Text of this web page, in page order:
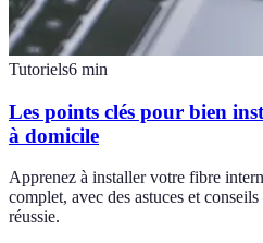
Tutoriels6 min
Les points clés pour bien
à domicile
Apprenez à installer votre fibre
complet, avec des astuces et
réussie.